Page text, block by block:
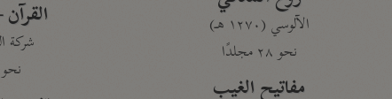
الآلوسي (١٢٧٠ هـ)
نحو ٢٨ مجلدًا
مفاتيح الغيب
شركة
نحو ٣ مجلدات